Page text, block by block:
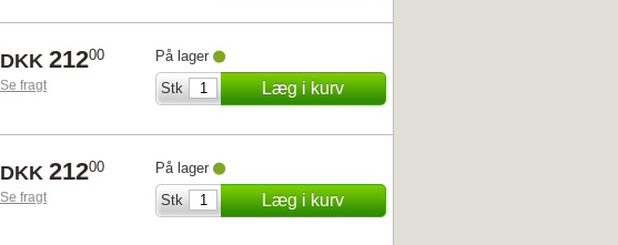
DKK 21200
Se fragt
På lager
Stk
Læg i kurv
DKK 21200
Se fragt
På lager
Stk
Læg i kurv